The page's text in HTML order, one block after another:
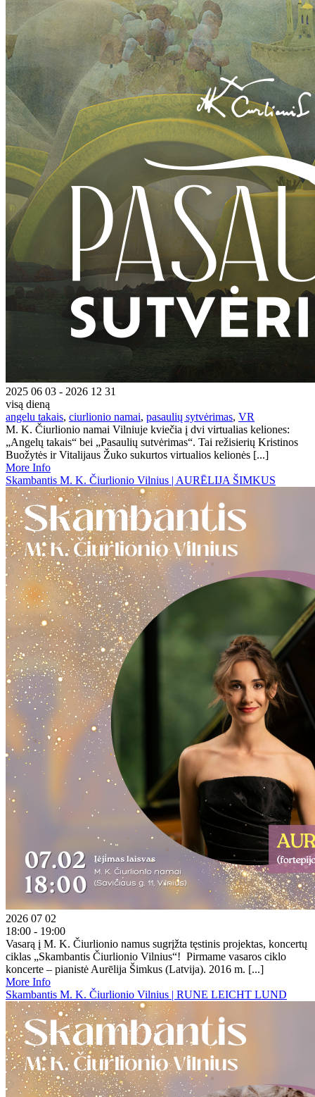
2025 06 03 - 2026 12 31
visą dieną
angelu takais, ciurlionio namai, pasaulių sytvėrimas, VR
M. K. Čiurlionio namai Vilniuje kviečia į dvi virtualias keliones:
„Angelų takais“ bei „Pasaulių sutvėrimas“. Tai režisierių Kristinos
Buožytės ir Vitalijaus Žuko sukurtos virtualios kelionės [...]
More Info
Skambantis M. K. Čiurlionio Vilnius | AURĒLIJA ŠIMKUS
2026 07 02
18:00 - 19:00
Vasarą į M. K. Čiurlionio namus sugrįžta tęstinis projektas, koncertų
ciklas „Skambantis Čiurlionio Vilnius“! Pirmame vasaros ciklo
koncerte – pianistė Aurēlija Šimkus (Latvija). 2016 m. [...]
More Info
Skambantis M. K. Čiurlionio Vilnius | RUNE LEICHT LUND